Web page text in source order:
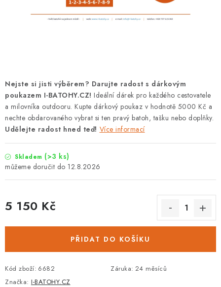
Nejste si jisti výběrem? Darujte radost s dárkovým
poukazem I-BATOHY.CZ! Ideální dárek pro každého cestovatele
a milovníka outdooru. Kupte dárkový poukaz v hodnotě 5000 Kč a
nechte obdarovaného vybrat si ten pravý batoh, tašku nebo doplňky.
Udělejte radost hned teď! Více informací
Skladem (>3 ks)
12.8.2026
5 150 Kč
PŘIDAT DO KOŠÍKU
Kód zboží: 6682 Záruka: 24 měsíců
Značka: I-BATOHY.CZ